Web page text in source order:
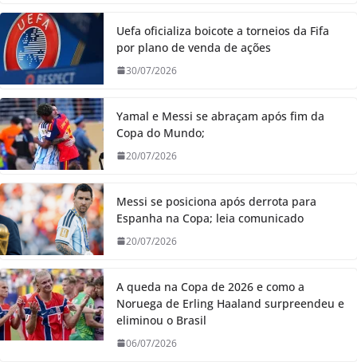
Uefa oficializa boicote a torneios da Fifa
por plano de venda de ações
30/07/2026
Yamal e Messi se abraçam após fim da
Copa do Mundo;
20/07/2026
Messi se posiciona após derrota para
Espanha na Copa; leia comunicado
20/07/2026
A queda na Copa de 2026 e como a
Noruega de Erling Haaland surpreendeu e
eliminou o Brasil
06/07/2026